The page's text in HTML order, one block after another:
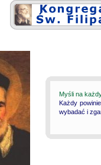
Myśli na
Każdy
wybadać i